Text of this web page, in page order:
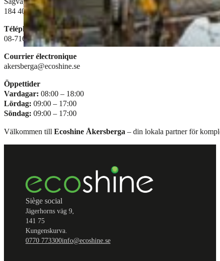
184 40 Åkersberga
Téléphone
08-716 51 55
Courrier électronique
akersberga@ecoshine.se
Öppettider
Vardagar: 08:00 – 18:00
Lördag: 09:00 – 17:00
Söndag: 09:00 – 17:00
Välkommen till Ecoshine Åkersberga – din lokala partner för
Siège social
Jägerhorns väg 9,
141 75
Kungenskurva.
0770 773300info@ecoshine.se